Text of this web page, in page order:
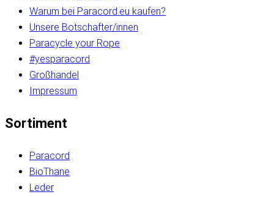
Warum bei Paracord.eu kaufen?
Unsere Botschafter/innen
Paracycle your Rope
#yesparacord
Großhandel
Impressum
Sortiment
Paracord
BioThane
Leder